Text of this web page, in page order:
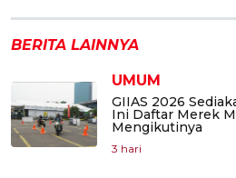
BERITA LAINNYA
UMUM
GIIAS 2026
Ini Daftar Merek
Mengikutinya
3 hari